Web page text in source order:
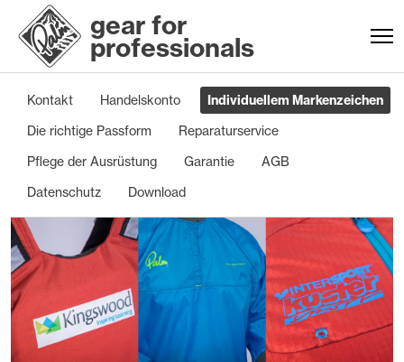
gear for
professionals
Kontakt Handelskonto
Individuellem Markenzeichen
Die richtige Passform
Reparaturservice
Pflege der Ausrüstung
Garantie
AGB
Datenschutz
Download